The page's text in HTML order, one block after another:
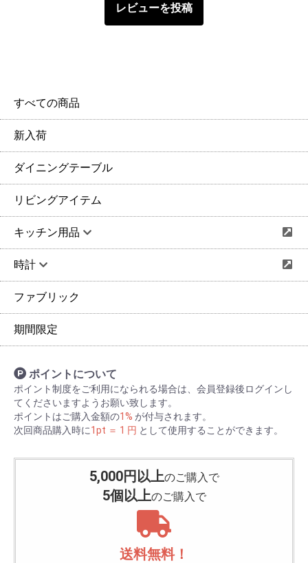
レビューを投稿
すべての商品
新入荷
ダイニングテーブル
リビングアイテム
キッチン用品
時計
ファブリック
期間限定
ポイントについて
ポイント制度をご利用になられる場合は、会員登録後ログインし
てくださいますようお願い致します。
ポイントはご購入金額の1% が付与されます。
次回商品購入時に1pt ＝ 1 円 として使用することができます。
5,000円以上のご購入で
5個以上のご購入で
送料無料！